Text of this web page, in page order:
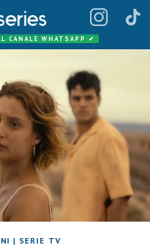
CANALE WHATSAPP ✔
| SERIE TV